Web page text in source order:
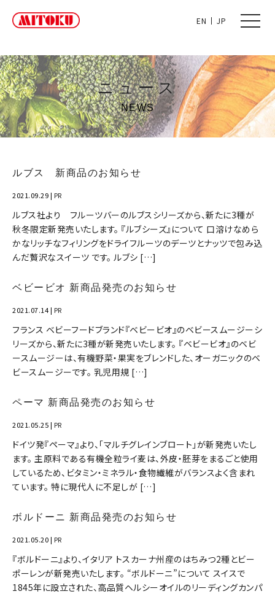
EN JP
toggle
ニュース
NEWS
ルブス 新商品のお知らせ
2021.09.29| PR
ルブス社より フルーツバーのルブスシリーズから、新たに3種が
秋冬限定新発売いたします。 『ルブシーズ』について 口溶けなめら
かなリッチなフィリングをドライフルーツのデーツとナッツで包み込
んだ贅沢なスイーツ です。 ルブシ […]
ベビービオ 新商品発売のお知らせ
2021.07.14| PR
フランス ベビーフードブランド『ベビービオ』のベビースムージーシ
リーズから、新たに3種が新発売いたします。 『ベビービオ』のベビ
ースムージーは、有機野菜・果実をブレンドした、オーガニックのベ
ビースムージーです。 乳児用規 […]
ペーマ 新商品発売のお知らせ
2021.05.25| PR
ドイツ発『ペーマ』より、「マルチグレインブロート」が新発売いたし
ます。 主原料である有機全粒ライ麦は、外皮・胚芽をまるごと使用
しているため、ビタミン・ミネラル・食物繊維がバランスよく含まれ
ています。 特に現代人に不足しが […]
ボルドーニ 新商品発売のお知らせ
2021.05.20| PR
『ボルドーニ』より、イタリア トスカーナ州産のはちみつ2種とビー
ポーレンが新発売いたします。 “ボルドーニ”について スイスで
1845年に設立された、高品質ヘルシーオイルのリーディングカンパ